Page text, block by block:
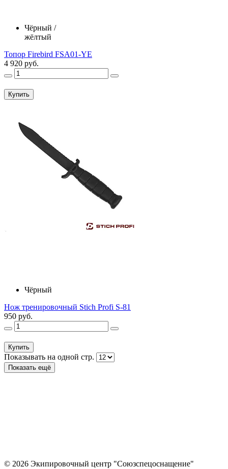
Чёрный /
жёлтый
Топор Firebird FSA01-YE
4 920 руб.
Купить
Чёрный
Нож тренировочный Stich Profi S-81
950 руб.
Купить
Показывать на одной стр.
Показать ещё
© 2026 Экипировочный центр "Союзспецоснащение"